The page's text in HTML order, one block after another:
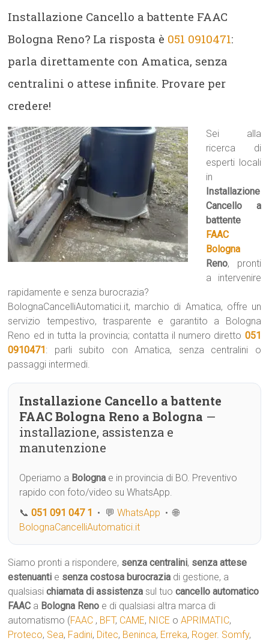
Installazione Cancello a battente FAAC
Bologna Reno? La risposta è 051 0910471:
parla direttamente con Amatica, senza
centralini o attese infinite. Provare per
credere!
Sei alla
ricerca di
esperti locali
in
Installazione
Cancello a
battente
FAAC
Bologna
Reno, pronti
a intervenire
rapidamente e senza burocrazia?
BolognaCancelliAutomatici.it, marchio di Amatica, offre un
servizio tempestivo, trasparente e garantito a Bologna
Reno ed in tutta la provincia; contatta il numero diretto 051
0910471: parli subito con Amatica, senza centralini o
passaggi intermedi.
Installazione Cancello a battente
FAAC Bologna Reno a Bologna —
installazione, assistenza e
manutenzione
Operiamo a Bologna e in provincia di BO. Preventivo
rapido con foto/video su WhatsApp.
📞051 091 047 1 • 💬WhatsApp • 🌐
BolognaCancelliAutomatici.it
Siamo pronti a rispondere, senza centralini, senza attese
estenuanti e senza costosa burocrazia di gestione, a
qualsiasichiamata di assistenza sul tuocancello automatico
FAAC a Bologna Reno e di qualsiasi altra marca di
automatismo (FAAC , BFT, CAME, NICE oAPRIMATIC,
Proteco, Sea, Fadini, Ditec, Beninca, Erreka, Roger. Somfy,